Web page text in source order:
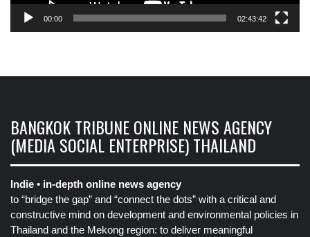
00:00 02:43:42
BANGKOK TRIBUNE ONLINE NEWS AGENCY
(MEDIA SOCIAL ENTERPRISE) THAILAND
Indie • in-depth online news agency
to “bridge the gap” and “connect the dots” with a critical and
constructive mind on development and environmental policies in
Thailand and the Mekong region: to deliver meaningful